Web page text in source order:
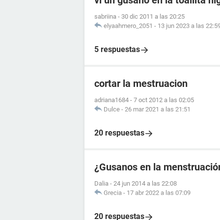
sabriina - 30 dic 2011 a las 20:25
elyaahmero_2051 - 13 jun 2023 a las
5 respuestas
cortar la mestruacion
adriana1684 - 7 oct 2012 a las 02:05
Dulce - 26 mar 2021 a las 21:51
20 respuestas
¿Gusanos en la
Dalia - 24 jun 2014 a las 22:08
Grecia - 17 abr 2022 a las 07:09
20 respuestas